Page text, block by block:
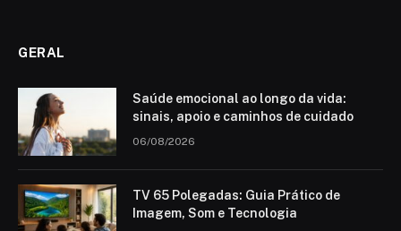
GERAL
Saúde emocional ao longo da vida:
sinais, apoio e caminhos de cuidado
06/08/2026
TV 65 Polegadas: Guia Prático de
Imagem, Som e Tecnologia